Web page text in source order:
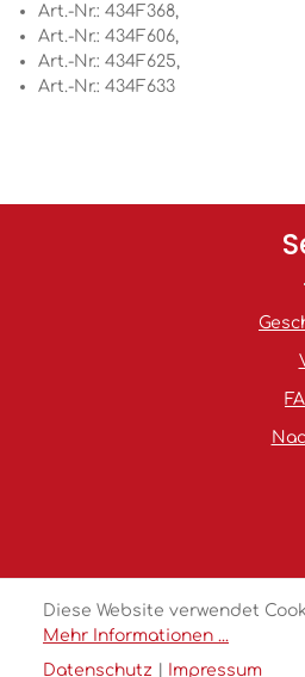
Art.-Nr.: 434F368,
Art.-Nr.: 434F606,
Art.-Nr.: 434F625,
Art.-Nr.: 434F633
Diese Website verwendet
Mehr Informationen ...
Datenschutz
Impressum